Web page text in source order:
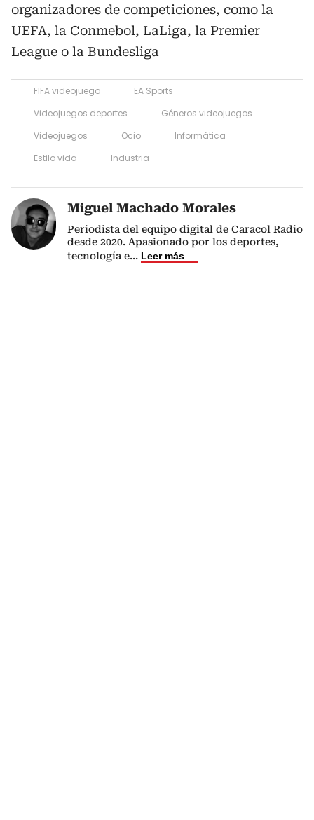
organizadores de competiciones, como la
UEFA, la Conmebol, LaLiga, la Premier
League o la Bundesliga
FIFA videojuego
EA Sports
Videojuegos deportes
Géneros videojuegos
Videojuegos
Ocio
Informática
Estilo vida
Industria
Miguel Machado Morales
Periodista del equipo digital de Caracol Radio
desde 2020. Apasionado por los deportes,
tecnología e... Leer más